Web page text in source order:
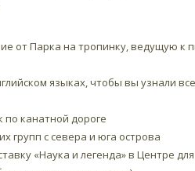
от Парка на тропинку, ведущую к
языках, чтобы вы узнали все
по канатной дороге
групп с севера и юга острова
«Наука и легенда» в Центре для